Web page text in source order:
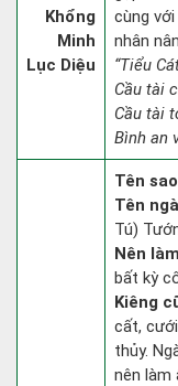
Khổng
Minh
Lục Diệu
cùng
nhân
“Tiểu
Cầu tài
Cầu tài
Bình an
Tên sao
Tên
Tú)
Nên làm
bất kỳ
Kiêng
cất,
thủy.
nên làm